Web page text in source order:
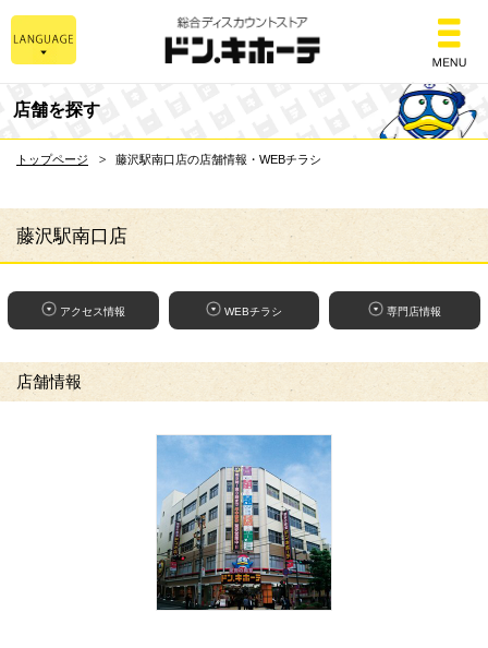
総合ディスカウント
店舗を探す
トップページ 藤沢駅南口店の店舗情報・WEBチラシ
藤沢駅南口店
アクセス情報 WEBチラシ 専門店情報
店舗情報